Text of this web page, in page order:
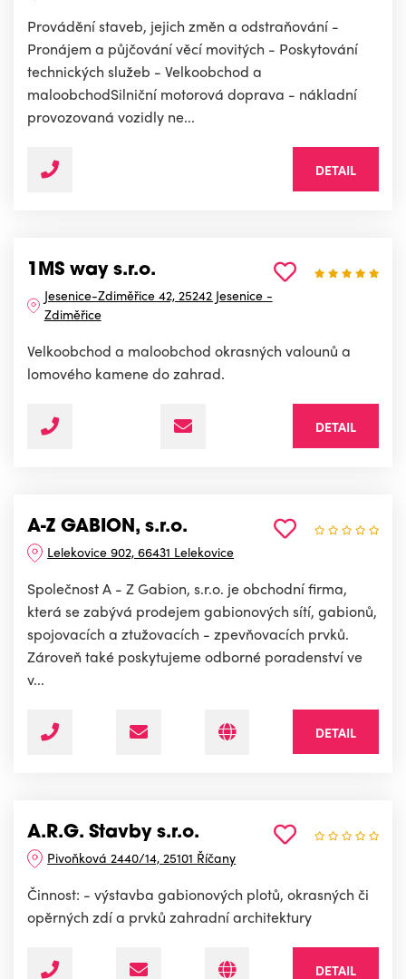
Provádění staveb, jejich změn a odstraňování -
Pronájem a půjčování věcí movitých - Poskytování
technických služeb - Velkoobchod a
maloobchodSilniční motorová doprava - nákladní
provozovaná vozidly ne...
DETAIL
1MS way s.r.o.
Jesenice-Zdiměřice 42, 25242 Jesenice -
Zdiměřice
Velkoobchod a maloobchod okrasných valounů a
lomového kamene do zahrad.
DETAIL
A-Z GABION, s.r.o.
Lelekovice 902, 66431 Lelekovice
Společnost A - Z Gabion, s.r.o. je obchodní firma,
která se zabývá prodejem gabionových sítí, gabionů,
spojovacích a ztužovacích - zpevňovacích prvků.
Zároveň také poskytujeme odborné poradenství ve
v...
DETAIL
A.R.G. Stavby s.r.o.
Pivoňková 2440/14, 25101 Říčany
Činnost: - výstavba gabionových plotů, okrasných či
opěrných zdí a prvků zahradní architektury
DETAIL